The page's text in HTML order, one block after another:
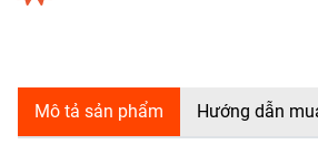
Mô tả sản phẩm Hướng dẫn